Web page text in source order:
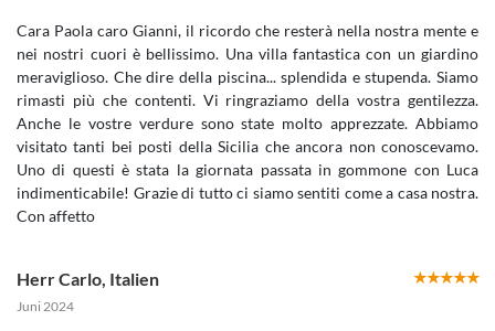
Cara Paola caro Gianni, il ricordo che resterà nella nostra mente e
nei nostri cuori è bellissimo. Una villa fantastica con un giardino
meraviglioso. Che dire della piscina... splendida e stupenda. Siamo
rimasti più che contenti. Vi ringraziamo della vostra gentilezza.
Anche le vostre verdure sono state molto apprezzate. Abbiamo
visitato tanti bei posti della Sicilia che ancora non conoscevamo.
Uno di questi è stata la giornata passata in gommone con Luca
indimenticabile! Grazie di tutto ci siamo sentiti come a casa nostra.
Con affetto
Herr Carlo Italien
Juni 2024